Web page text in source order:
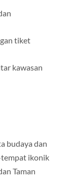
tiket
kawasan
budaya dan
tempat ikonik
Taman